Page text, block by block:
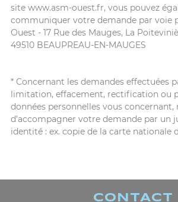
site www.asm-ouest.fr, vous pouvez
communiquer votre demande par voie
Ouest - 17 Rue des Mauges, La
49510 BEAUPREAU-EN-MAUGES
* Concernant les demandes effectuées
limitation, effacement, rectification ou
données personnelles vous concernant,
d’accompagner votre demande par un
identité : ex. copie de la carte nationale
CONTACT